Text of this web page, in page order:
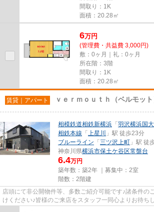
間取り：1K
面積：20.28㎡
6万円
(管理費・共益費 3,000円)
敷：0ヶ月｜礼：0ヶ月
所在階：3階
間取り：1K
面積：20.28㎡
賃貸｜アパート ｖｅｒｍｏｕｔｈ（ベルモット
相模鉄道相鉄新横浜 「 羽沢横浜国大
相鉄本線 「 上星川
」駅 徒歩23分
ブルーライン 「 三ツ沢上町 」駅 徒
神奈川県横浜市保土ケ谷区常盤台
6.4万円
築年数：築2年 ｜募集中： 2室
階数：2階建
店頭にて非公開物件等、多数ご紹介可能です♪諸条件の
けください♪皆様のご来店をスタッフ一同心よりお待ち